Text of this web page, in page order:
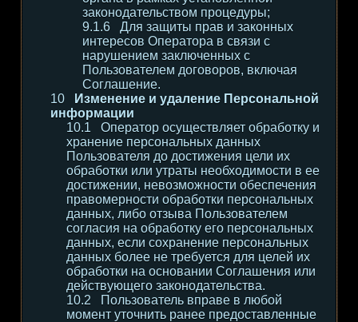
законодательством процедуры;
Для защиты прав и законных
интересов Оператора в связи с
нарушением заключенных с
Пользователем договоров, включая
Соглашение.
Изменение и удаление Персональной
информации
Оператор осуществляет обработку и
хранение персональных данных
Пользователя до достижения цели их
обработки или утраты необходимости в ее
достижении, невозможности обеспечения
правомерности обработки персональных
данных, либо отзыва Пользователем
согласия на обработку его персональных
данных, если сохранение персональных
данных более не требуется для целей их
обработки на основании Соглашения или
действующего законодательства.
Пользователь вправе в любой
момент уточнить ранее предоставленные